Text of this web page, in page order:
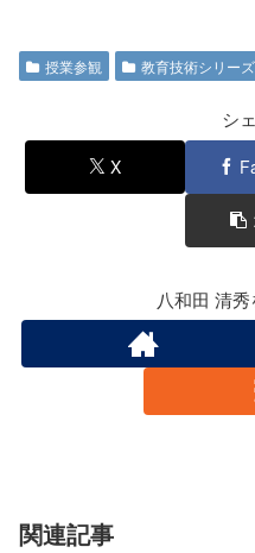
c
e
b
o
tt
er
e
授業参観 教育技術シリーズ
シ
X
八和田 清
関連記事